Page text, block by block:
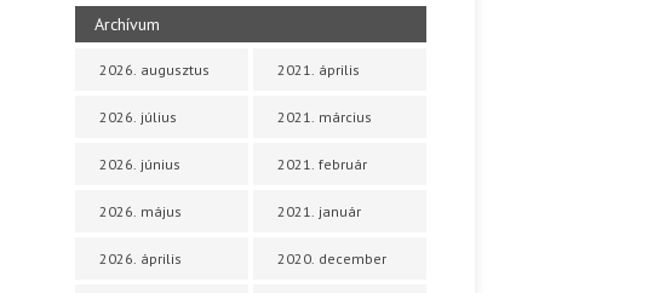
Archívum
2026. augusztus
2026. július
2026. június
2026. május
2026. április
2021. április
2021. március
2021. február
2021. január
2020. december